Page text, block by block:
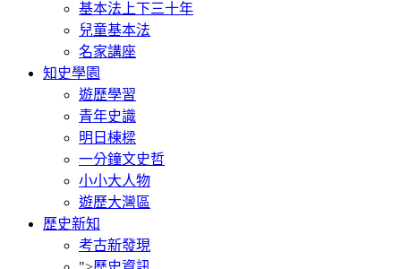
基本法上下三十年
兒童基本法
名家講座
知史學園
遊歷學習
青年史識
明日棟樑
一分鐘文史哲
小小大人物
遊歷大灣區
歷史新知
考古新發現